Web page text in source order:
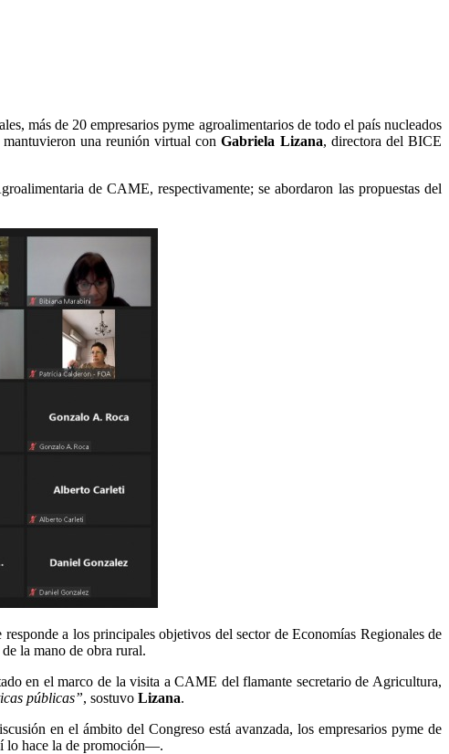
más de 20 empresarios pyme agroalimentarios de todo el país nucleados
mantuvieron una reunión virtual conGabriela Lizana, directora del BICE
de CAME, respectivamente; se abordaron las propuestas del
a los principales objetivos del sector de Economías Regionales de
la mano de obra rural.
en el marco de la visita a CAME del flamante secretario de Agricultura,
públicas”, sostuvo Lizana.
en el ámbito del Congreso está avanzada, los empresarios pyme de
lo hace la de promoción—.